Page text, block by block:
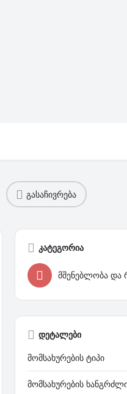
გასაჩივრება
კატეგორია
მშენებლობა და
დეტალები
მომსახურების ტიპი
მომსახურების